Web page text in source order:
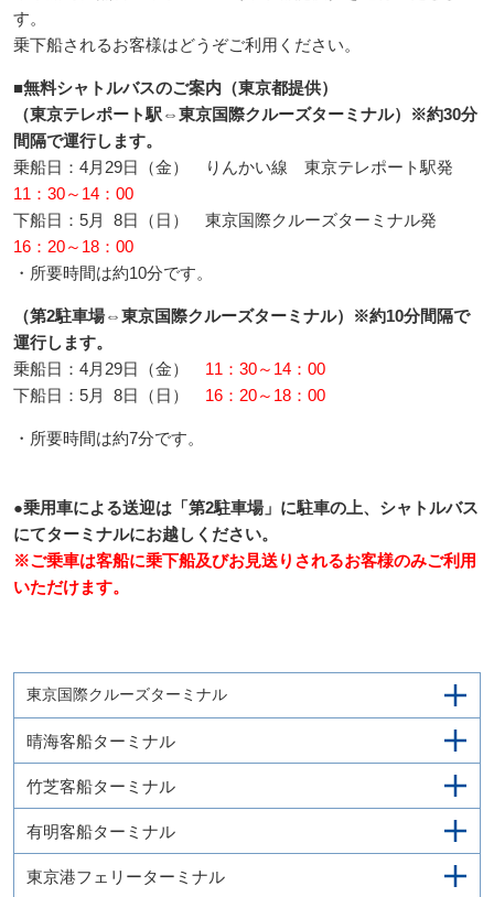
す。
乗下船されるお客様はどうぞご利用ください。
■無料シャトルバスのご案内（東京都提供）
（東京テレポート駅⇔東京国際クルーズターミナル）※約30分
間隔で運行します。
乗船日：4月29日（金） りんかい線 東京テレポート駅発
11：30～14：00
下船日：5月 8日（日） 東京国際クルーズターミナル発
16：20～18：00
・所要時間は約10分です。
（第2駐車場⇔東京国際クルーズターミナル）※約10分間隔で
運行します。
乗船日：4月29日（金） 11：30～14：00
下船日：5月 8日（日） 16：20～18：00
・所要時間は約7分です。
●乗用車による送迎は「第2駐車場」に駐車の上、シャトルバス
にてターミナルにお越しください。
※ご乗車は客船に乗下船及びお見送りされるお客様のみご利用
いただけます。
東京国際クルーズターミナル
晴海客船ターミナル
竹芝客船ターミナル
有明客船ターミナル
東京港フェリーターミナル